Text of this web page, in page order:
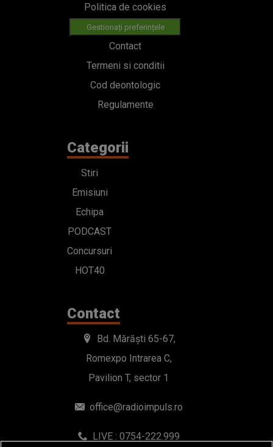
Politica de cookies
Gestionați preferințele
Contact
Termeni si conditii
Cod deontologic
Regulamente
Categorii
Stiri
Emisiuni
Echipa
PODCAST
Concursuri
HOT40
Contact
Bd. Mărăști 65-67,
Romexpo Intrarea C,
Pavilion T, sector 1
office@radioimpuls.ro
LIVE : 0754-222.999